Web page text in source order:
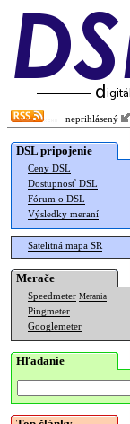
neprihlásený
DSL pripojenie
Ceny DSL
Dostupnosť DSL
Fórum o DSL
Výsledky meraní
Satelitná mapa SR
Merače
Speedmeter Merania
Pingmeter
Googlemeter
Hľadanie